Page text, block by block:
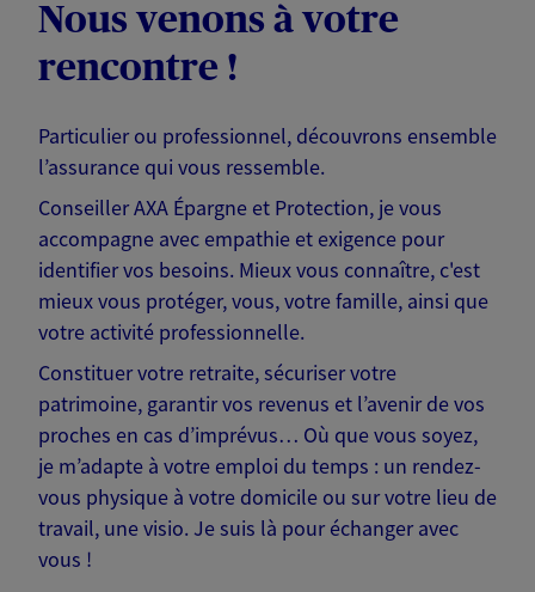
Nous venons à votre
rencontre !
Particulier ou professionnel, découvrons ensemble
l’assurance qui vous ressemble.
Conseiller AXA Épargne et Protection, je vous
accompagne avec empathie et exigence pour
identifier vos besoins. Mieux vous connaître, c'est
mieux vous protéger, vous, votre famille, ainsi que
votre activité professionnelle.
Constituer votre retraite, sécuriser votre
patrimoine, garantir vos revenus et l’avenir de vos
proches en cas d’imprévus… Où que vous soyez,
je m’adapte à votre emploi du temps : un rendez-
vous physique à votre domicile ou sur votre lieu de
travail, une visio. Je suis là pour échanger avec
vous !